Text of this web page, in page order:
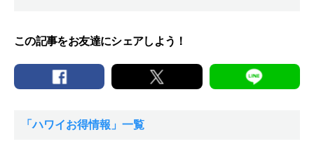
この記事をお友達にシェアしよう！
「ハワイお得情報」一覧